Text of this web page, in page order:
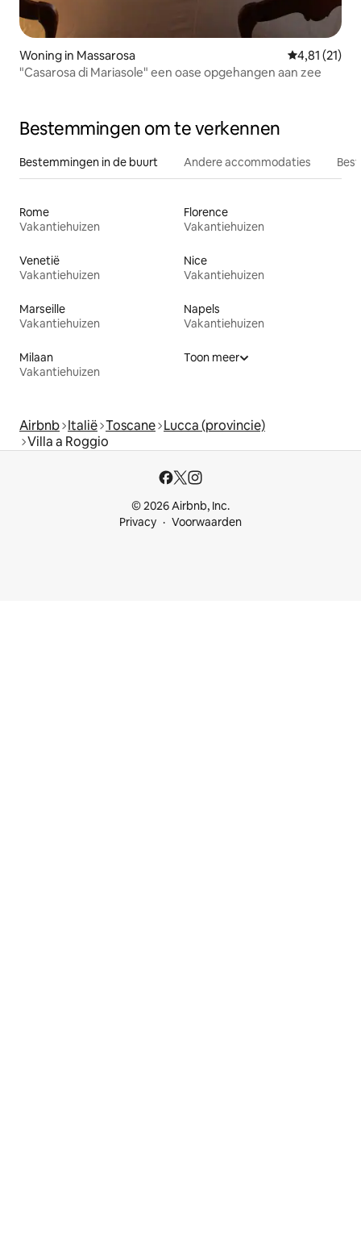
Woning in Massarosa Gemiddelde
4,81 (21)
"Casarosa di Mariasole" een oase opgehangen aan zee
Bestemmingen om te verkennen
Bestemmingen in de buurt Andere accommodaties
Rome
Vakantiehuizen
Florence
Vakantiehuizen
Venetië
Vakantiehuizen
Nice
Vakantiehuizen
Marseille
Vakantiehuizen
Napels
Vakantiehuizen
Milaan
Vakantiehuizen
Toon meer
Airbnb Italië Toscane Lucca (provincie)
Villa a Roggio
© 2026 Airbnb, Inc.
Privacy
Voorwaarden